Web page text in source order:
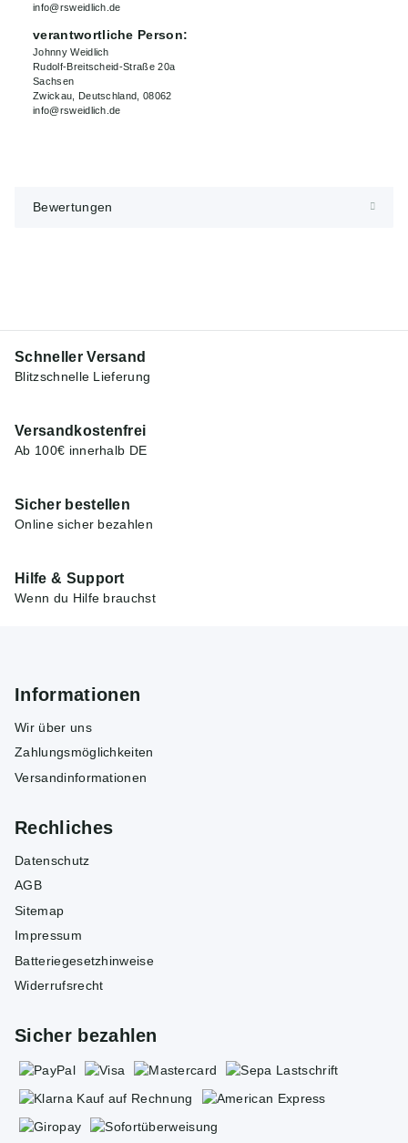
info@rsweidlich.de
verantwortliche Person:
Johnny Weidlich
Rudolf-Breitscheid-Straße 20a
Sachsen
Zwickau, Deutschland, 08062
info@rsweidlich.de
Bewertungen
Schneller Versand
Blitzschnelle Lieferung
Versandkostenfrei
Ab 100€ innerhalb DE
Sicher bestellen
Online sicher bezahlen
Hilfe & Support
Wenn du Hilfe brauchst
Informationen
Wir über uns
Zahlungsmöglichkeiten
Versandinformationen
Rechliches
Datenschutz
AGB
Sitemap
Impressum
Batteriegesetzhinweise
Widerrufsrecht
Sicher bezahlen